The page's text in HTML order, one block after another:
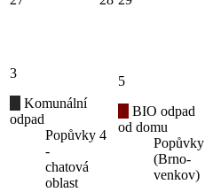
3
Komunální
odpad
Popůvky
-
chatová
oblast
4
5
BIO odpad
od domu
Popůvky
(Brno-
venkov)